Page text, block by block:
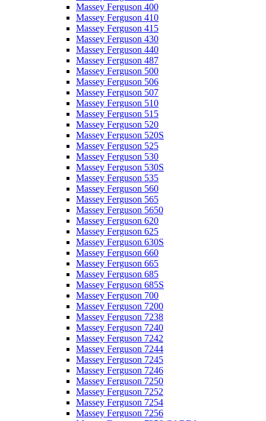
Massey Ferguson 400
Massey Ferguson 410
Massey Ferguson 415
Massey Ferguson 430
Massey Ferguson 440
Massey Ferguson 487
Massey Ferguson 500
Massey Ferguson 506
Massey Ferguson 507
Massey Ferguson 510
Massey Ferguson 515
Massey Ferguson 520
Massey Ferguson 520S
Massey Ferguson 525
Massey Ferguson 530
Massey Ferguson 530S
Massey Ferguson 535
Massey Ferguson 560
Massey Ferguson 565
Massey Ferguson 5650
Massey Ferguson 620
Massey Ferguson 625
Massey Ferguson 630S
Massey Ferguson 660
Massey Ferguson 665
Massey Ferguson 685
Massey Ferguson 685S
Massey Ferguson 700
Massey Ferguson 7200
Massey Ferguson 7238
Massey Ferguson 7240
Massey Ferguson 7242
Massey Ferguson 7244
Massey Ferguson 7245
Massey Ferguson 7246
Massey Ferguson 7250
Massey Ferguson 7252
Massey Ferguson 7254
Massey Ferguson 7256